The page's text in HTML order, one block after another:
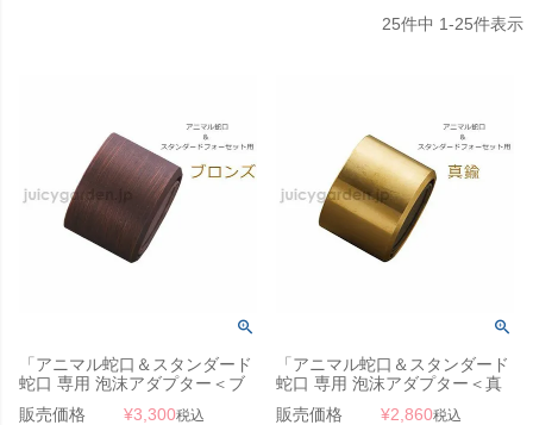
25件中 1-25件表示
「アニマル蛇口＆スタンダード
蛇口 専用 泡沫アダプター＜ブ
ロンズ＞」
販売価格 ¥3,300税込
「アニマル蛇口＆スタンダード
蛇口 専用 泡沫アダプター＜真
鍮＞」
販売価格 ¥2,860税込